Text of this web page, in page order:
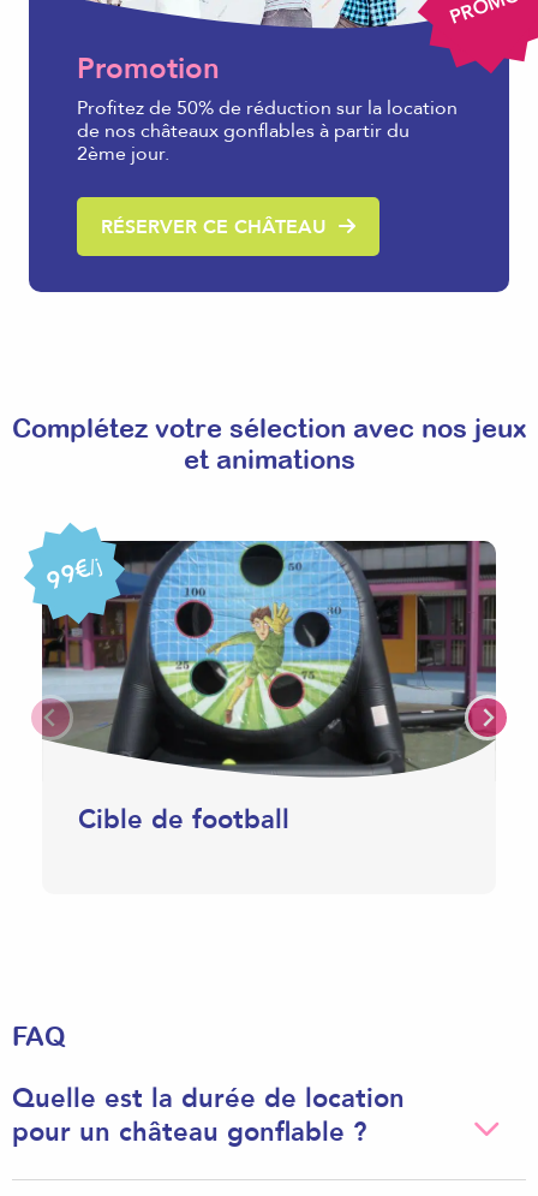
Promotion
Profitez de 50% de réduction sur la location
de nos châteaux gonflables à partir du
2ème jour.
RÉSERVER CE CHÂTEAU
Complétez votre sélection avec nos jeux
et animations
99€/j
Cible de football
FAQ
Quelle est la durée de location
pour un château gonflable ?